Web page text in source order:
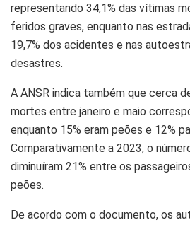
representando 34,1% das vítimas
feridos graves, enquanto nas
19,7% dos acidentes e nas
desastres.
A ANSR indica também que cerca
mortes entre janeiro e maio
enquanto 15% eram peões e 12%
Comparativamente a 2023, o
diminuíram 21% entre os
peões.
De acordo com o documento, os